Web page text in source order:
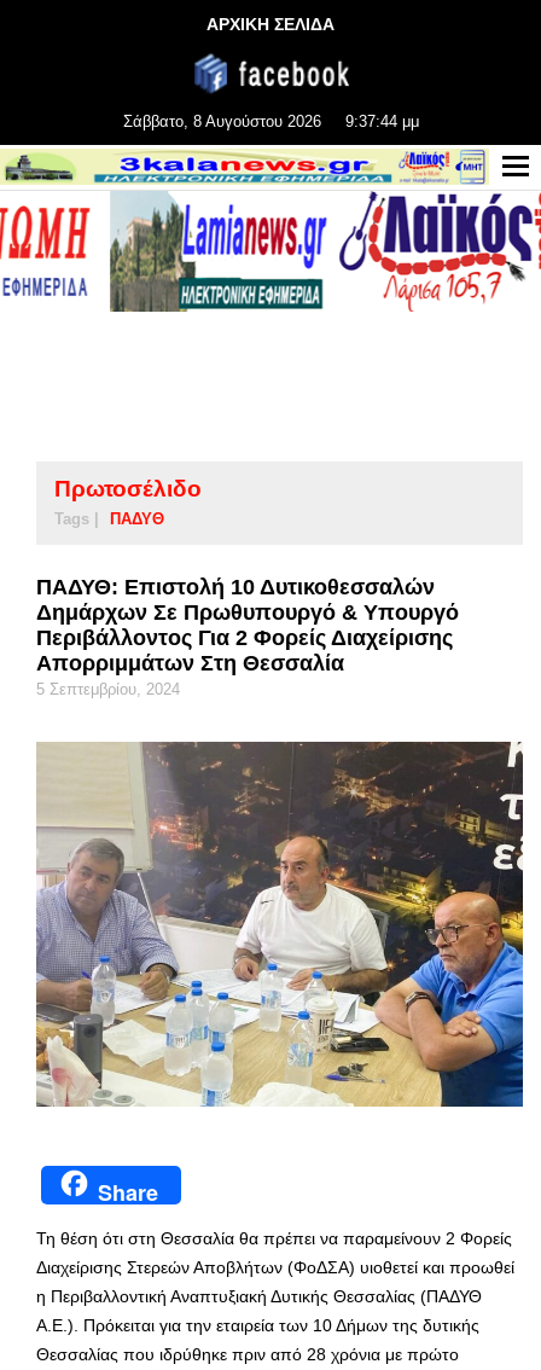
ΑΡΧΙΚΗ ΣΕΛΙΔΑ
Σάββατο, 8 Αυγούστου 2026 9:37:44 μμ
Πρωτοσέλιδο
Tags | ΠΑΔΥΘ
ΠΑΔΥΘ: Επιστολή 10 Δυτικοθεσσαλών
Δημάρχων Σε Πρωθυπουργό & Υπουργό
Περιβάλλοντος Για 2 Φορείς Διαχείρισης
Απορριμμάτων Στη Θεσσαλία
5 Σεπτεμβρίου, 2024
Share
Τη θέση ότι στη Θεσσαλία θα πρέπει να παραμείνουν 2 Φορείς
Διαχείρισης Στερεών Αποβλήτων (ΦοΔΣΑ) υιοθετεί και προωθεί
η Περιβαλλοντική Αναπτυξιακή Δυτικής Θεσσαλίας (ΠΑΔΥΘ
Α.Ε.). Πρόκειται για την εταιρεία των 10 Δήμων της δυτικής
Θεσσαλίας που ιδρύθηκε πριν από 28 χρόνια με πρώτο